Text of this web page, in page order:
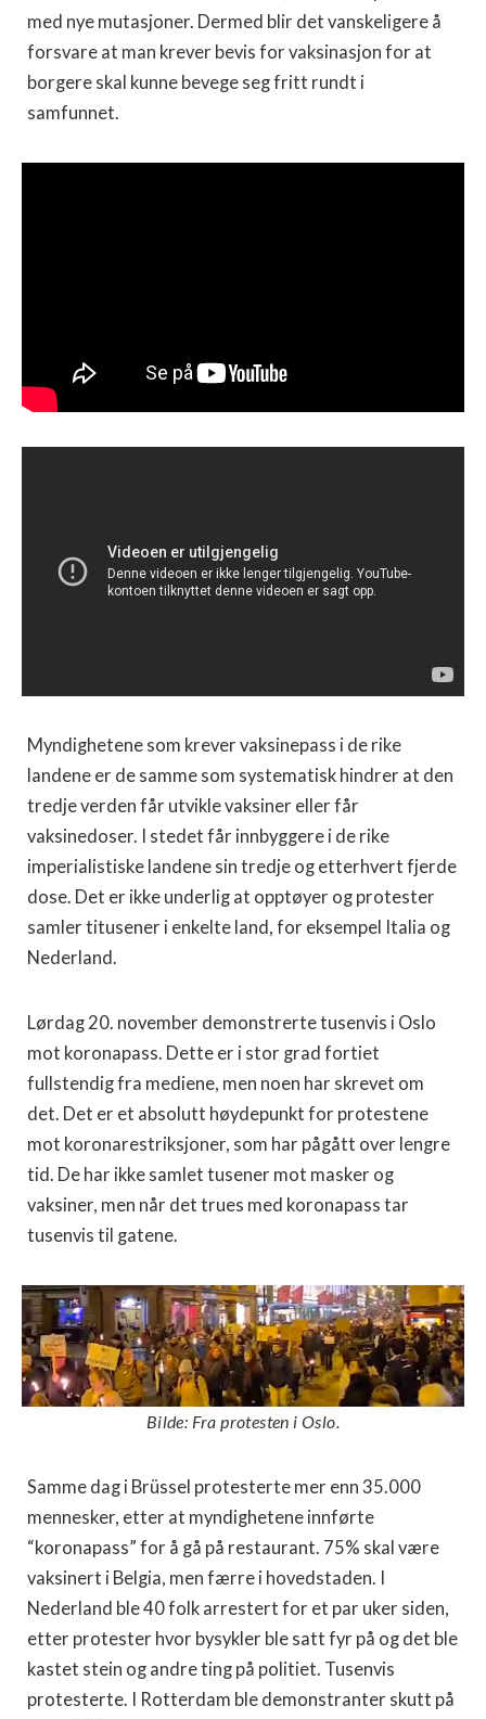
med nye mutasjoner. Dermed blir det vanskeligere å
forsvare at man krever bevis for vaksinasjon for at
borgere skal kunne bevege seg fritt rundt i
samfunnet.
Myndighetene som krever vaksinepass i de rike
landene er de samme som systematisk hindrer at den
tredje verden får utvikle vaksiner eller får
vaksinedoser. I stedet får innbyggere i de rike
imperialistiske landene sin tredje og etterhvert fjerde
dose. Det er ikke underlig at opptøyer og protester
samler titusener i enkelte land, for eksempel Italia og
Nederland.
Lørdag 20. november demonstrerte tusenvis i Oslo
mot koronapass. Dette er i stor grad fortiet
fullstendig fra mediene, men noen har skrevet om
det. Det er et absolutt høydepunkt for protestene
mot koronarestriksjoner, som har pågått over lengre
tid. De har ikke samlet tusener mot masker og
vaksiner, men når det trues med koronapass tar
tusenvis til gatene.
Bilde: Fra protesten i Oslo.
Samme dag i Brüssel protesterte mer enn 35.000
mennesker, etter at myndighetene innførte
“koronapass” for å gå på restaurant. 75% skal være
vaksinert i Belgia, men færre i hovedstaden. I
Nederland ble 40 folk arrestert for et par uker siden,
etter protester hvor bysykler ble satt fyr på og det ble
kastet stein og andre ting på politiet. Tusenvis
protesterte. I Rotterdam ble demonstranter skutt på